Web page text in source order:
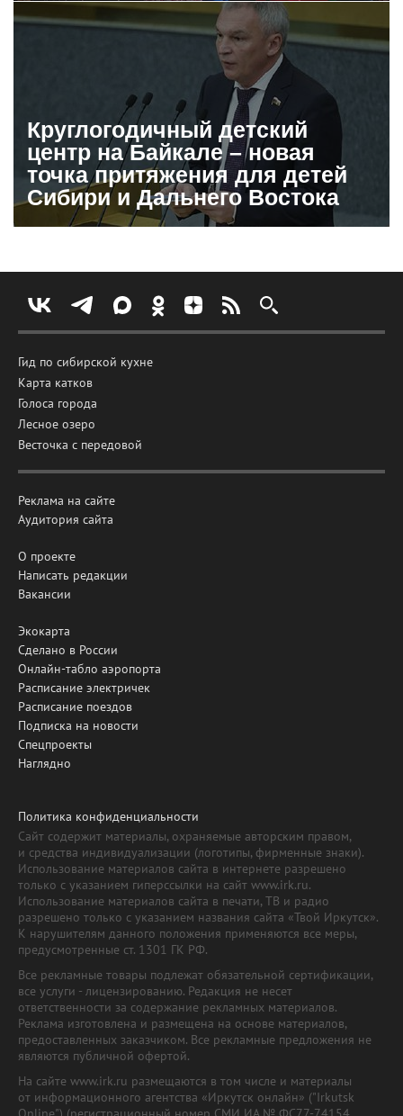
Круглогодичный детский
центр на Байкале – новая
точка притяжения для детей
Сибири и Дальнего Востока
Гид по сибирской кухне
Карта катков
Голоса города
Лесное озеро
Весточка с передовой
Реклама на сайте
Аудитория сайта
О проекте
Написать редакции
Вакансии
Экокарта
Сделано в России
Онлайн-табло аэропорта
Расписание электричек
Расписание поездов
Подписка на новости
Спецпроекты
Наглядно
Политика конфиденциальности
Сайт содержит материалы, охраняемые авторским правом,
и средства индивидуализации (логотипы, фирменные знаки).
Использование материалов сайта в интернете разрешено
только с указанием гиперссылки на сайт www.irk.ru.
Использование материалов сайта в печати, ТВ и радио
разрешено только с указанием названия сайта «Твой Иркутск».
К нарушителям данного положения применяются все меры,
предусмотренные ст. 1301 ГК РФ.
Все рекламные товары подлежат обязательной сертификации,
все услуги - лицензированию. Редакция не несет
ответственности за содержание рекламных материалов.
Реклама изготовлена и размещена на основе материалов,
предоставленных заказчиком. Все рекламные предложения не
являются публичной офертой.
На сайте www.irk.ru размещаются в том числе и материалы
от информационного агентства «Иркутск онлайн» ("Irkutsk